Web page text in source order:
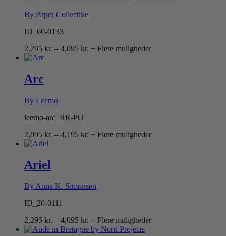
By Paper Collective
ID_60-0133
2,295 kr. – 4,095 kr. Prisinterval:
+ Flere muligheder
Arc
By Leemo
leemo-arc_RR-PO
2,095 kr. – 4,195 kr. Prisinterval:
+ Flere muligheder
Ariel
By Anna K. Simonsen
ID_20-0111
2,295 kr. – 4,095 kr. Prisinterval:
2,295 kr.
+ Flere muligheder